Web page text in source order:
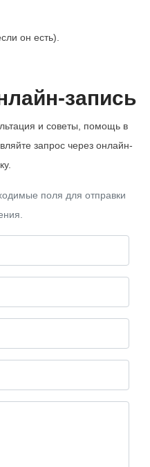
он есть).
запись
и советы, помощь в
запрос через онлайн-
поля для отправки